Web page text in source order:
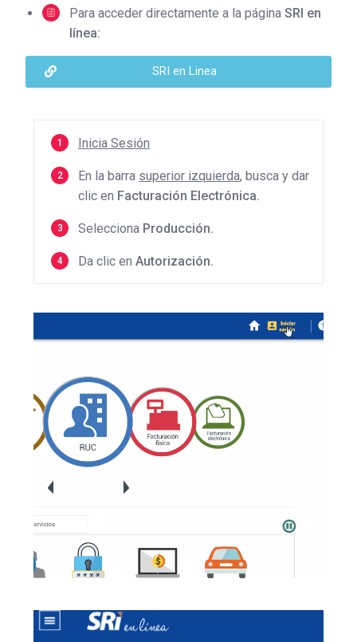
Para acceder directamente a la página SRI en
línea:
SRI en Linea
Inicia Sesión
En la barra superior izquierda, busca y dar
clic en Facturación Electrónica.
Selecciona Producción.
Da clic en Autorización.